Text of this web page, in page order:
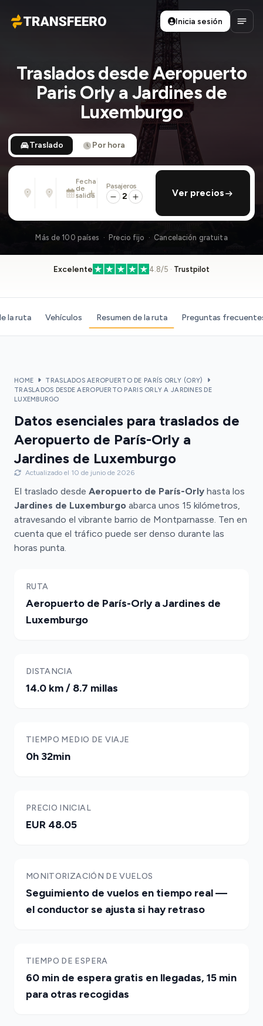
Transfeero
Inicia sesión
Abrir
Traslados desde Aeropuerto
Paris Orly a Jardines de
Luxemburgo
Traslado Por hora
Desde
Dirección, aeropuerto, hotel, ...
Hasta
Dirección, aeropuerto, hotel, ...
Fecha
de
salida
Sáb., 8 Ago. · 01:45 PM
añadir regreso
Pasajeros
2 Ver precios
Más de 100 países · Precio fijo · Cancelación gratuita
Excelente 4.8/5 · Trustpilot
la ruta Vehículos Resumen de la ruta Preguntas
HOME
TRASLADOS AEROPUERTO DE PARÍS ORLY (ORY)
TRASLADOS DESDE AEROPUERTO PARIS ORLY A JARDINES DE
LUXEMBURGO
Datos esenciales para traslados de
Aeropuerto de París-Orly a
Jardines de Luxemburgo
Actualizado el 10 de junio de 2026
El traslado desde Aeropuerto de París-Orly hasta los
Jardines de Luxemburgo abarca unos 15 kilómetros,
atravesando el vibrante barrio de Montparnasse. Ten en
cuenta que el tráfico puede ser denso durante las
horas punta.
RUTA
Aeropuerto de París-Orly a Jardines de
Luxemburgo
DISTANCIA
14.0 km / 8.7 millas
TIEMPO MEDIO DE VIAJE
0h 32min
PRECIO INICIAL
EUR 48.05
MONITORIZACIÓN DE VUELOS
Seguimiento de vuelos en tiempo real —
el conductor se ajusta si hay retraso
TIEMPO DE ESPERA
60 min de espera gratis en llegadas, 15 min
para otras recogidas